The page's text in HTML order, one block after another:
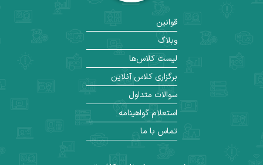
قوانین
وبلاگ
لیست کلاس‌ها
برگزاری کلاس آنلاین
سوالات متداول
استعلام گواهینامه
تماس با ما